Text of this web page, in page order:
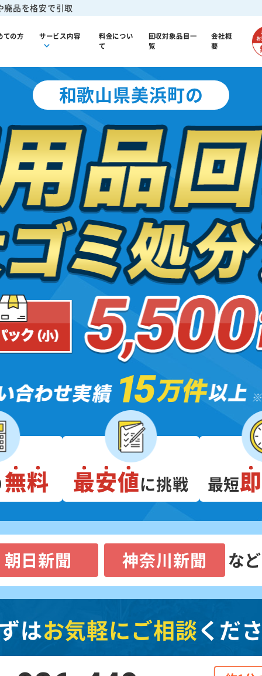
廃品を格安で引取
ての方 サービス内容
料金につい
て
回収対象品目一
覧
会社概
要
和歌山県美浜町の
無料 最安値に挑戦 最短
朝日新聞 神奈川新聞 な
はお気軽にご相談くだ